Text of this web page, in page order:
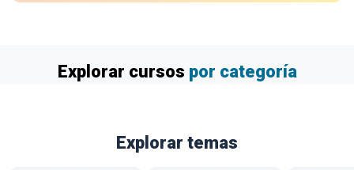
Explorar cursos por categoría
Explorar temas